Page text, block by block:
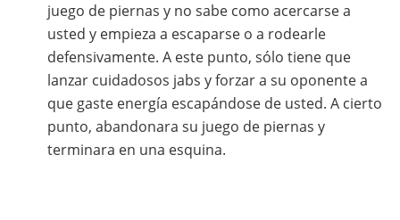
juego de piernas y no sabe como acercarse a
usted y empieza a escaparse o a rodearle
defensivamente. A este punto, sólo tiene que
lanzar cuidadosos jabs y forzar a su oponente a
que gaste energía escapándose de usted. A cierto
punto, abandonara su juego de piernas y
terminara en una esquina.